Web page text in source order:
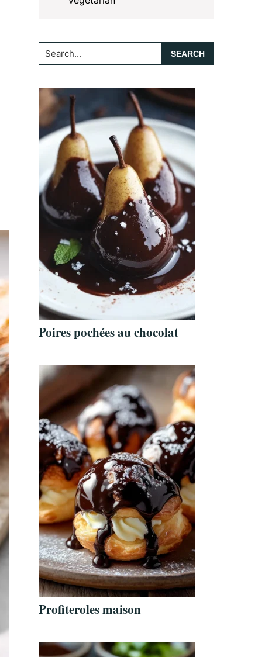
Search...
Poires pochées au chocolat
Profiteroles maison